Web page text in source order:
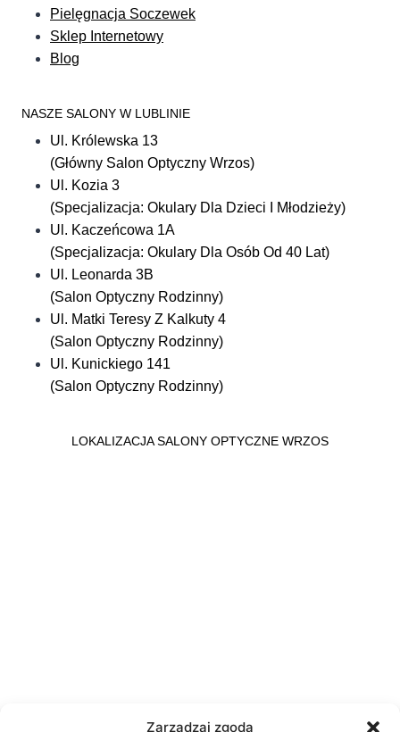
Zarządzaj zgodą
Pielęgnacja Soczewek
Sklep Internetowy
Blog
NASZE SALONY W LUBLINIE
Ul. Królewska 13
(Główny Salon Optyczny Wrzos)
Ul. Kozia 3
(Specjalizacja: Okulary Dla Dzieci I Młodzieży)
Ul. Kaczeńcowa 1A
(Specjalizacja: Okulary Dla Osób Od 40 Lat)
Ul. Leonarda 3B
(Salon Optyczny Rodzinny)
Ul. Matki Teresy Z Kalkuty 4
(Salon Optyczny Rodzinny)
Ul. Kunickiego 141
(Salon Optyczny Rodzinny)
LOKALIZACJA SALONY OPTYCZNE WRZOS